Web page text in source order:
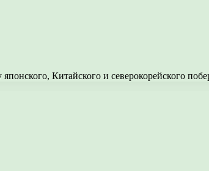
Китайского и северокорейского